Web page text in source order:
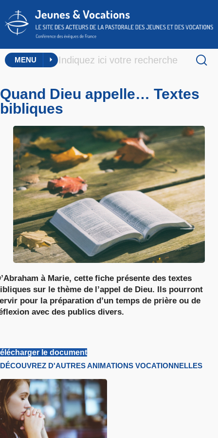
MENU
Quand Dieu appelle… Textes
bibliques
à Marie, cette fiche présente des textes
sur le thème de l’appel de Dieu. Ils pourront
pour la préparation d’un temps de prière ou de
avec des publics divers.
le document
DÉCOUVREZ D'AUTRES ANIMATIONS VOCATIONNELLES